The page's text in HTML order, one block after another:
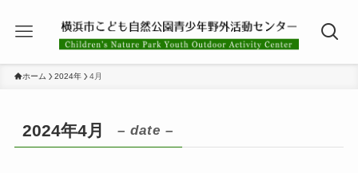
ホーム 2024年 4月
2024年4月 – date –